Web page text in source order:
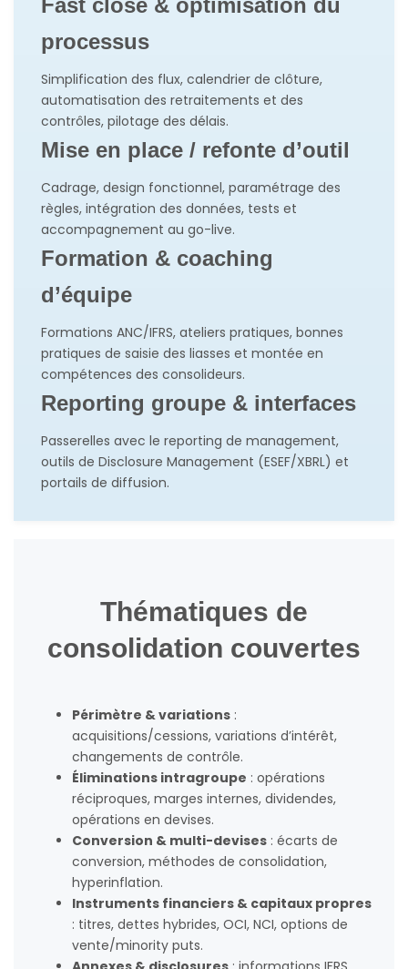
Fast close & optimisation du
processus
Simplification des flux, calendrier de clôture,
automatisation des retraitements et des
contrôles, pilotage des délais.
Mise en place / refonte d’outil
Cadrage, design fonctionnel, paramétrage des
règles, intégration des données, tests et
accompagnement au go-live.
Formation & coaching
d’équipe
Formations ANC/IFRS, ateliers pratiques, bonnes
pratiques de saisie des liasses et montée en
compétences des consolideurs.
Reporting groupe & interfaces
Passerelles avec le reporting de management,
outils de Disclosure Management (ESEF/XBRL) et
portails de diffusion.
Thématiques de
consolidation couvertes
Périmètre & variations :
acquisitions/cessions, variations d’intérêt,
changements de contrôle.
Éliminations intragroupe : opérations
réciproques, marges internes, dividendes,
opérations en devises.
Conversion & multi-devises : écarts de
conversion, méthodes de consolidation,
hyperinflation.
Instruments financiers & capitaux propres
: titres, dettes hybrides, OCI, NCI, options de
vente/minority puts.